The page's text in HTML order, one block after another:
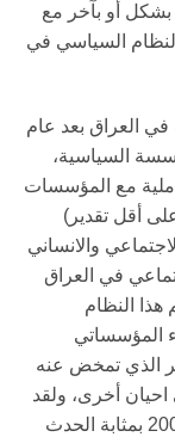
أو بآخر مع
السياسي في
في العراق بعد عام
السياسية،
مع المؤسسات
أقل تقدير)
والانساني
في العراق
النظام
المؤسساتي
الذي تمخض عنه
أخرى، ولقد
جاء انهيار النظام السياسي في العراق عام 2003 بمثابة الحدث